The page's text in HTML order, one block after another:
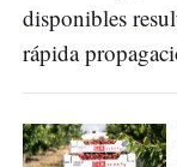
disponibles
rápida